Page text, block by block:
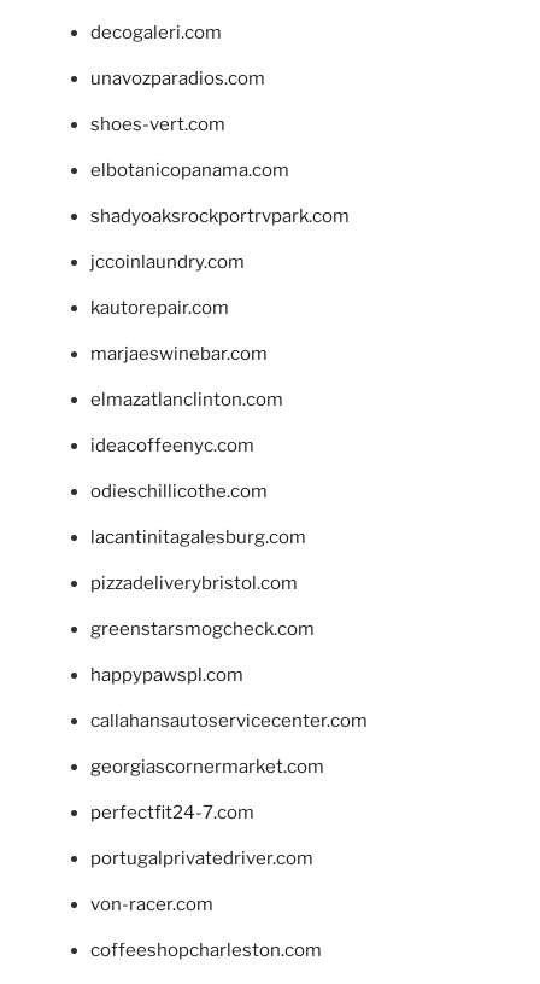
decogaleri.com
unavozparadios.com
shoes-vert.com
elbotanicopanama.com
shadyoaksrockportrvpark.com
jccoinlaundry.com
kautorepair.com
marjaeswinebar.com
elmazatlanclinton.com
ideacoffeenyc.com
odieschillicothe.com
lacantinitagalesburg.com
pizzadeliverybristol.com
greenstarsmogcheck.com
happypawspl.com
callahansautoservicecenter.com
georgiascornermarket.com
perfectfit24-7.com
portugalprivatedriver.com
von-racer.com
coffeeshopcharleston.com